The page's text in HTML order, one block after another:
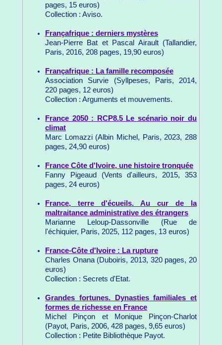
pages, 15 euros)
Collection : Aviso.
Françafrique : derniers mystères
Jean-Pierre Bat et Pascal Airault (Tallandier,
Paris, 2016, 208 pages, 19,90 euros)
Françafrique : La famille recomposée
Association Survie (Syllpeses, Paris, 2014,
220 pages, 12 euros)
Collection : Arguments et mouvements.
France 2050 : RCP8.5 Le scénario noir du
climat
Marc Lomazzi (Albin Michel, Paris, 2023, 288
pages, 24,90 euros)
France Côte d'Ivoire, une histoire tronquée
Fanny Pigeaud (Vents d'ailleurs, 2015, 353
pages, 24 euros)
France, terre d'écueils. Au cur de la
maltraitance administrative des étrangers
Marianne Leloup-Dassonville (Rue de
l'échiquier, Paris, 2025, 112 pages, 13 euros)
France-Côte d'Ivoire : La rupture
Charles Onana (Duboiris, 2013, 320 pages, 20
euros)
Collection : Secrets d'Etat.
Grandes fortunes. Dynasties familiales et
formes de richesse en France
Michel Pinçon et Monique Pinçon-Charlot
(Payot, Paris, 2006, 428 pages, 9,65 euros)
Collection : Petite Bibliothèque Payot.